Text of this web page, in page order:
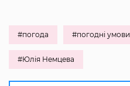
#погода #погодні умови
#Юлія Немцева